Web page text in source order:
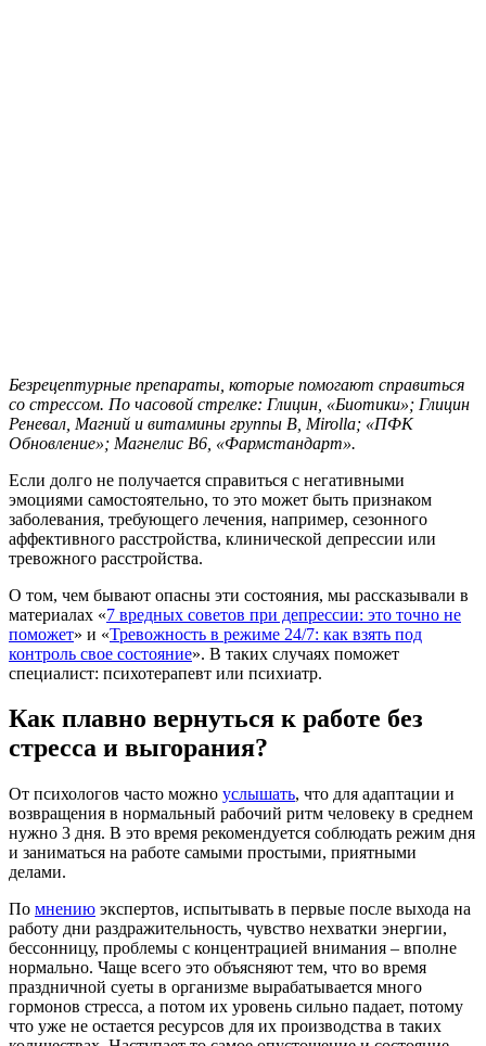
Безрецептурные препараты, которые помогают справиться
со стрессом. По часовой стрелке: Глицин, «Биотики»; Глицин
Реневал, Магний и витамины группы B, Mirolla; «ПФК
Обновление»; Магнелис B6, «Фармстандарт».
Если долго не получается справиться с негативными
эмоциями самостоятельно, то это может быть признаком
заболевания, требующего лечения, например, сезонного
аффективного расстройства, клинической депрессии или
тревожного расстройства.
О том, чем бывают опасны эти состояния, мы рассказывали в
материалах «7 вредных советов при депрессии: это точно не
поможет» и «Тревожность в режиме 24/7: как взять под
контроль свое состояние». В таких случаях поможет
специалист: психотерапевт или психиатр.
Как плавно вернуться к работе без
стресса и выгорания?
От психологов часто можно услышать, что для адаптации и
возвращения в нормальный рабочий ритм человеку в среднем
нужно 3 дня. В это время рекомендуется соблюдать режим дня
и заниматься на работе самыми простыми, приятными
делами.
По мнению экспертов, испытывать в первые после выхода на
работу дни раздражительность, чувство нехватки энергии,
бессонницу, проблемы с концентрацией внимания – вполне
нормально. Чаще всего это объясняют тем, что во время
праздничной суеты в организме вырабатывается много
гормонов стресса, а потом их уровень сильно падает, потому
что уже не остается ресурсов для их производства в таких